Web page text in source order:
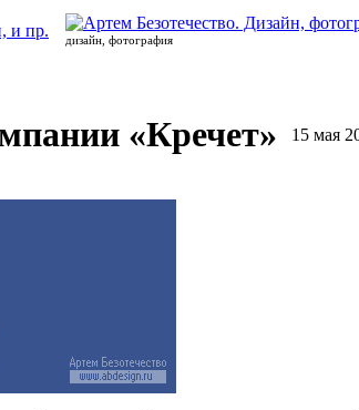
дизайн, фотография
«Кречет» 15 мая